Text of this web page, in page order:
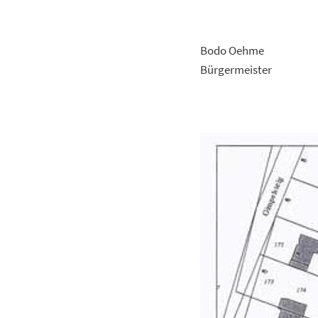
Bodo Oehme
Bürgermeister